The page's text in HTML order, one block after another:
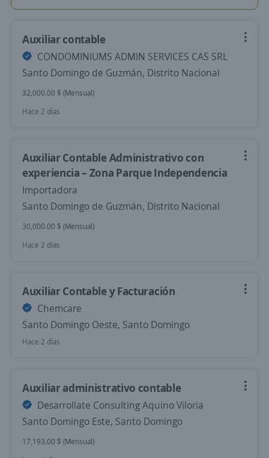
Auxiliar contable
CONDOMINIUMS ADMIN SERVICES CAS SRL
Santo Domingo de Guzmán, Distrito Nacional
32,000.00 $ (Mensual)
Hace 2 días
Auxiliar Contable Administrativo con
experiencia – Zona Parque Independencia
Importadora
Santo Domingo de Guzmán, Distrito Nacional
30,000.00 $ (Mensual)
Hace 2 días
Auxiliar Contable y Facturación
Chemcare
Santo Domingo Oeste, Santo Domingo
Hace 2 días
Auxiliar administrativo contable
Desarrollate Consulting Aquino Viloria
Santo Domingo Este, Santo Domingo
17,193.00 $ (Mensual)